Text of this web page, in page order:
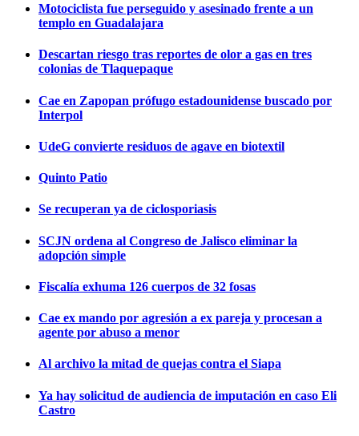
Motociclista fue perseguido y asesinado frente a un
templo en Guadalajara
Descartan riesgo tras reportes de olor a gas en tres
colonias de Tlaquepaque
Cae en Zapopan prófugo estadounidense buscado por
Interpol
UdeG convierte residuos de agave en biotextil
Quinto Patio
Se recuperan ya de ciclosporiasis
SCJN ordena al Congreso de Jalisco eliminar la
adopción simple
Fiscalía exhuma 126 cuerpos de 32 fosas
Cae ex mando por agresión a ex pareja y procesan a
agente por abuso a menor
Al archivo la mitad de quejas contra el Siapa
Ya hay solicitud de audiencia de imputación en caso Eli
Castro